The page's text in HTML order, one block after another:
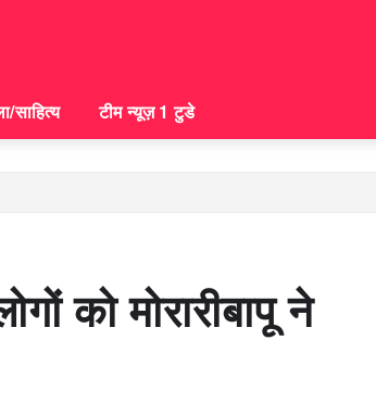
साहित्य टीम न्यूज़ 1 टुडे
को मोरारीबापू ने